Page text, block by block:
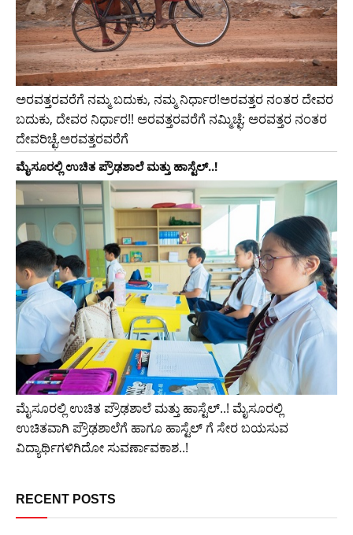
ಅರವತ್ತರವರೆಗೆ ನಮ್ಮ ಬದುಕು, ನಮ್ಮ ನಿರ್ಧಾರ!ಅರವತ್ತರ ನಂತರ ದೇವರ
ಬದುಕು, ದೇವರ ನಿರ್ಧಾರ!! ಅರವತ್ತರವರೆಗೆ ನಮ್ಮಿಚ್ಛೆ; ಅರವತ್ತರ ನಂತರ
ದೇವರಿಚ್ಛೆ.ಅರವತ್ತರವರೆಗೆ
ಮೈಸೂರಲ್ಲಿ ಉಚಿತ ಪ್ರೌಢಶಾಲೆ ಮತ್ತು ಹಾಸ್ಟೆಲ್..!
ಮೈಸೂರಲ್ಲಿ ಉಚಿತ ಪ್ರೌಢಶಾಲೆ ಮತ್ತು ಹಾಸ್ಟೆಲ್..! ಮೈಸೂರಲ್ಲಿ
ಉಚಿತವಾಗಿ ಪ್ರೌಢಶಾಲೆಗೆ ಹಾಗೂ ಹಾಸ್ಟೆಲ್ ಗೆ ಸೇರ ಬಯಸುವ
ವಿದ್ಯಾರ್ಥಿಗಳಿಗಿದೋ ಸುವರ್ಣಾವಕಾಶ..!
RECENT POSTS